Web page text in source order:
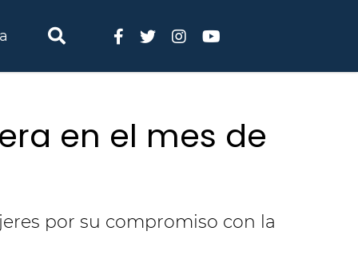
en el mes de
por su compromiso con la